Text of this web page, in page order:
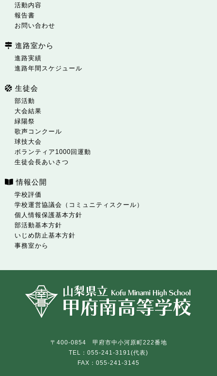
活動内容
報告書
お問い合わせ
進路室から
進路実績
進路年間スケジュール
生徒会
部活動
大会結果
緑陽祭
歌声コンクール
球技大会
ボランティア1000回運動
生徒会長あいさつ
情報公開
学校評価
学校運営協議会（コミュニティスクール）
個人情報保護基本方針
部活動基本方針
いじめ防止基本方針
事務室から
〒400-0854 甲府市中小河原町222番地
TEL：055-241-3191(代表)
FAX：055-241-3145